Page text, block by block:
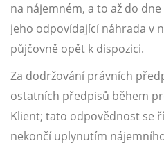
na nájemném, a to až do
jeho odpovídající náhrada v
půjčovně opět k dispozici.
Za dodržování právních
ostatních předpisů během
Klient; tato odpovědnost se
nekončí uplynutím